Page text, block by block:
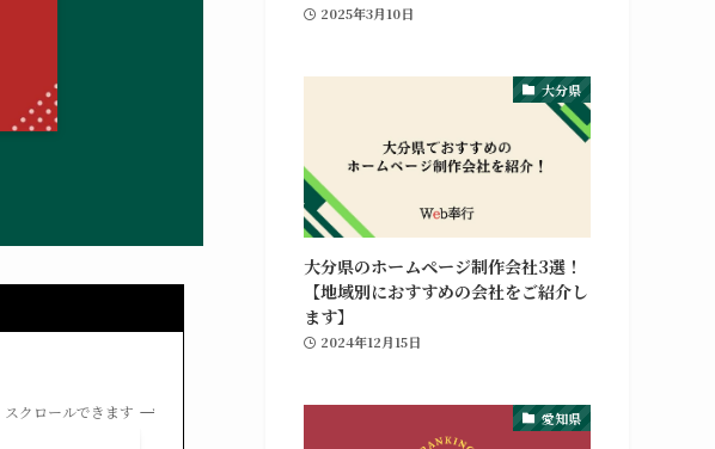
スクロールできます
2025年3月10日
大分県
大分県のホームページ制作会社3選！
【地域別におすすめの会社をご紹介し
ます】
2024年12月15日
愛知県